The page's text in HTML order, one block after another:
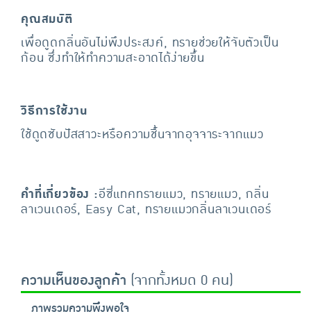
คุณสมบัติ
เพื่อดูดกลิ่นอันไม่พึงประสงค์, ทรายช่วยให้จับตัวเป็น
ก้อน ซึ่งทำให้ทำความสะอาดได้ง่ายขึ้น
วิธีการใช้งาน
ใช้ดูดซับปัสสาวะหรือความชื้นจากอุจจาระจากแมว
คำที่เกี่ยวข้อง :อีซี่แทคทรายแมว, ทรายแมว, กลิ่น
ลาเวนเดอร์, Easy Cat, ทรายแมวกลิ่นลาเวนเดอร์
ความเห็นของลูกค้า (จากทั้งหมด 0 คน)
ภาพรวมความพึงพอใจ